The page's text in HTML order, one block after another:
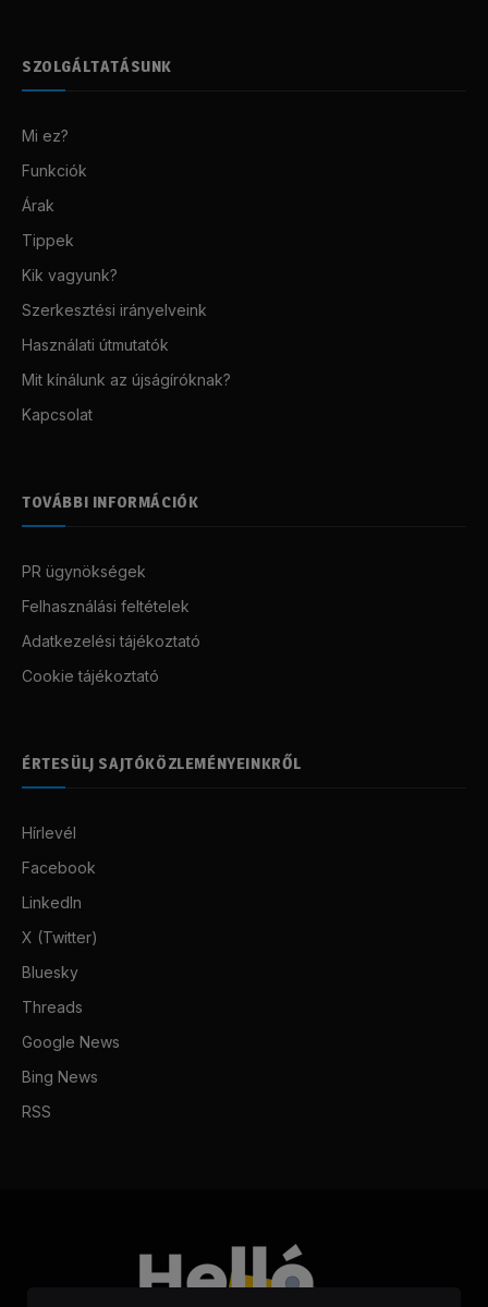
SZOLGÁLTATÁSUNK
Mi ez?
Funkciók
Árak
Tippek
Kik vagyunk?
Szerkesztési irányelveink
Használati útmutatók
Mit kínálunk az újságíróknak?
Kapcsolat
TOVÁBBI INFORMÁCIÓK
PR ügynökségek
Felhasználási feltételek
Adatkezelési tájékoztató
Cookie tájékoztató
ÉRTESÜLJ SAJTÓKÖZLEMÉNYEINKRŐL
Hírlevél
Facebook
LinkedIn
X (Twitter)
Bluesky
Threads
Google News
Bing News
RSS